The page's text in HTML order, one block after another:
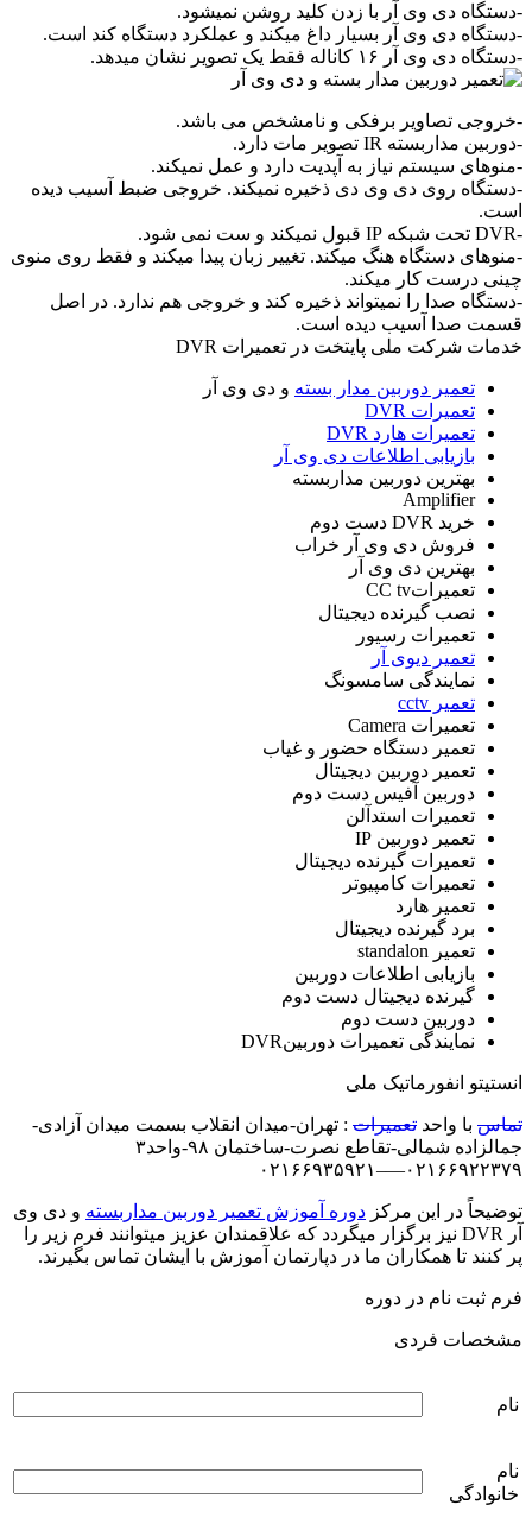
-دستگاه دی وی آر با زدن کلید روشن نمیشود.
-دستگاه دی وی آر بسیار داغ میکند و عملکرد دستگاه کند است.
-دستگاه دی وی آر ۱۶ کاناله فقط یک تصویر نشان میدهد.
-خروجی تصاویر برفکی و نامشخص می باشد.
-دوربین مداربسته IR تصویر مات دارد.
-منوهای سیستم نیاز به آپدیت دارد و عمل نمیکند.
-دستگاه روی دی وی دی ذخیره نمیکند. خروجی ضبط آسیب دیده
است.
-DVR تحت شبکه IP قبول نمیکند و ست نمی شود.
-منوهای دستگاه هنگ میکند. تغییر زبان پیدا میکند و فقط روی منوی
چینی درست کار میکند.
-دستگاه صدا را نمیتواند ذخیره کند و خروجی هم ندارد. در اصل
قسمت صدا آسیب دیده است.
خدمات شرکت ملی پایتخت در تعمیرات DVR
تعمیر دوربین مدار بسته و دی وی آر
تعمیرات DVR
تعمیرات هارد DVR
بازیابی اطلاعات دی وی آر
بهترین دوربین مداربسته
Amplifier
خرید DVR دست دوم
فروش دی وی آر خراب
بهترین دی وی آر
تعمیراتCC tv
نصب گیرنده دیجیتال
تعمیرات رسیور
تعمیر دیوی آر
نمایندگی سامسونگ
تعمیر cctv
تعمیرات Camera
تعمیر دستگاه حضور و غیاب
تعمیر دوربین دیجیتال
دوربین آفیس دست دوم
تعمیرات استدآلن
تعمیر دوربین IP
تعمیرات گیرنده دیجیتال
تعمیرات کامپیوتر
تعمیر هارد
برد گیرنده دیجیتال
تعمیر standalon
بازیابی اطلاعات دوربین
گیرنده دیجیتال دست دوم
دوربین دست دوم
نمایندگی تعمیرات دوربینDVR
انستیتو انفورماتیک ملی
تماس با واحد تعمیرات : تهران-میدان انقلاب بسمت میدان آزادی-
جمالزاده شمالی-تقاطع نصرت-ساختمان ۹۸-واحد۳
۰۲۱۶۶۹۲۲۳۷۹—–۰۲۱۶۶۹۳۵۹۲۱
توضیحاً در این مرکز دوره آموزش تعمیر دوربین مداربسته و دی وی
آر DVR نیز برگزار میگردد که علاقمندان عزیز میتوانند فرم زیر را
پر کنند تا همکاران ما در دپارتمان آموزش با ایشان تماس بگیرند.
فرم ثبت نام در دوره
مشخصات فردی
نام
نام
خانوادگی